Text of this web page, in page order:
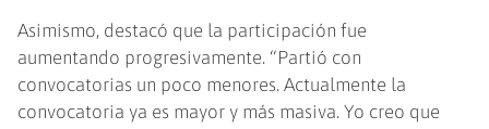
Asimismo, destacó que la participación fue
aumentando progresivamente. “Partió con
convocatorias un poco menores. Actualmente la
convocatoria ya es mayor y más masiva. Yo creo que